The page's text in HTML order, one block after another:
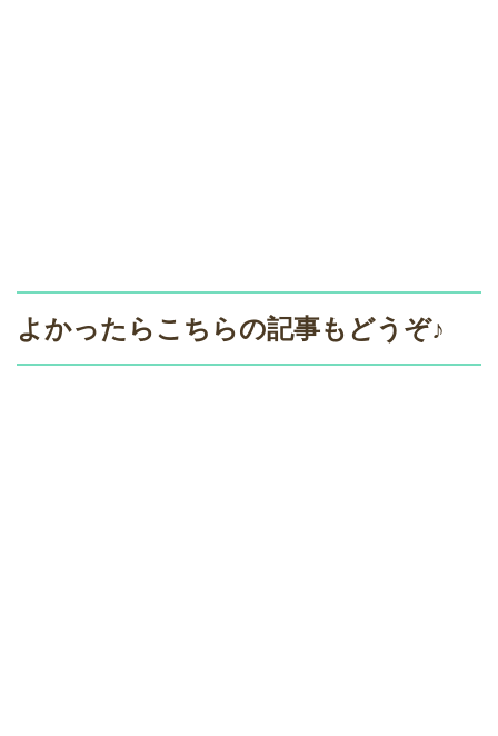
よかったらこちらの記事もどうぞ♪